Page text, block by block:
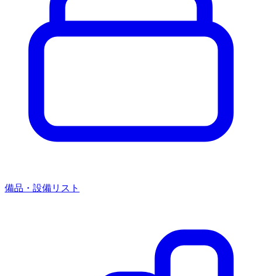
備品・設備リスト